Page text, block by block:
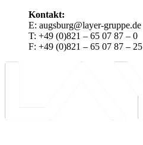
Kontakt:
E: augsburg@layer-gruppe.de
T: +49 (0)821 – 65 07 87 – 0
F: +49 (0)821 – 65 07 87 – 25